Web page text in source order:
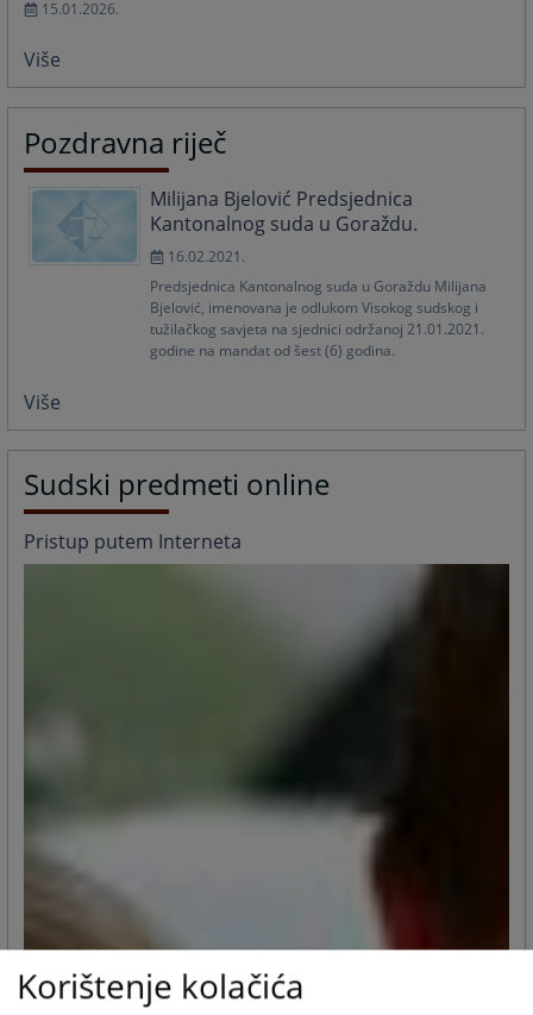
15.01.2026.
Više
Pozdravna riječ
Milijana Bjelović Predsjednica
Kantonalnog suda u Goraždu.
16.02.2021.
Predsjednica Kantonalnog suda u Goraždu Milijana
Bjelović, imenovana je odlukom Visokog sudskog i
tužilačkog savjeta na sjednici održanoj 21.01.2021.
godine na mandat od šest (6) godina.
Više
Sudski predmeti online
Pristup putem Interneta
Korištenje kolačića